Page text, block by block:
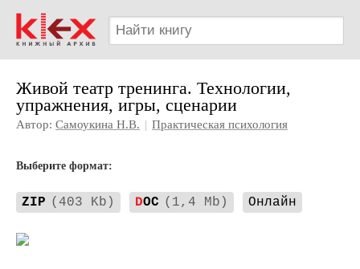
Живой театр тренинга. Технологии,
упражнения, игры, сценарии
Автор: Самоукина Н.В. | Практическая психология
Выберите формат:
ZIP (403 Kb) DOC (1,4 Mb) Онлайн